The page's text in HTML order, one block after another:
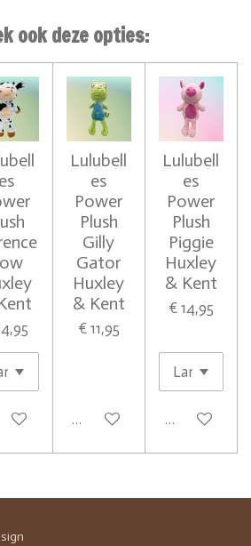
ook deze opties:
es
Lulubell
es
Power
Plush
Gilly
Gator
Huxley
& Kent
€ 11,95
In winkelwagen
Lulubell
es
Power
Plush
Piggie
Huxley
& Kent
€ 14,95
In